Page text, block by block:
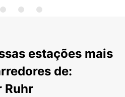
estações mais
de:
Ruhr